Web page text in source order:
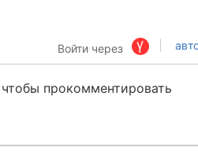
Войти через
прокомментировать